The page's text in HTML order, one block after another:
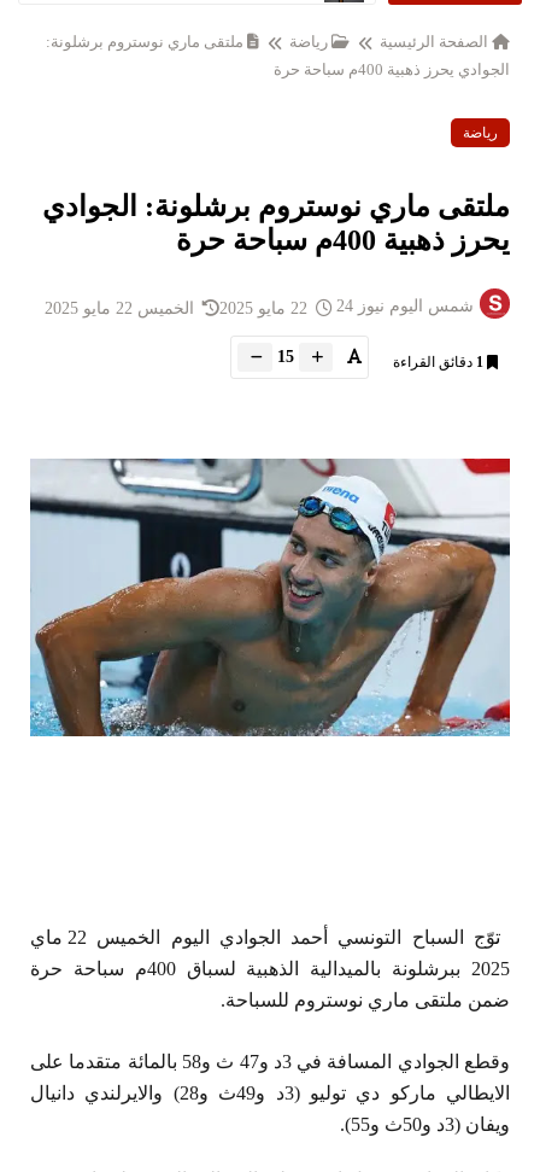
الصفحة الرئيسية رياضة
ملتقى ماري نوستروم برشلونة:
الجوادي يحرز ذهبية 400م سباحة حرة
رياضة
ملتقى ماري نوستروم برشلونة: الجوادي
يحرز ذهبية 400م سباحة حرة
شمس اليوم نيوز 24 الخميس 22 مايو 2025
1 دقائق القراءة 15
ت
وّج السباح التونسي أحمد الجوادي اليوم الخميس 22 ماي
2025 ببرشلونة بالميدالية الذهبية لسباق 400م سباحة حرة
ضمن ملتقى ماري نوستروم للسباحة.
وقطع الجوادي المسافة في 3د و47 ث و58 بالمائة متقدما على
الايطالي ماركو دي توليو (3د و49ث و28) والايرلندي دانيال
ويفان (3د و50ث و55).